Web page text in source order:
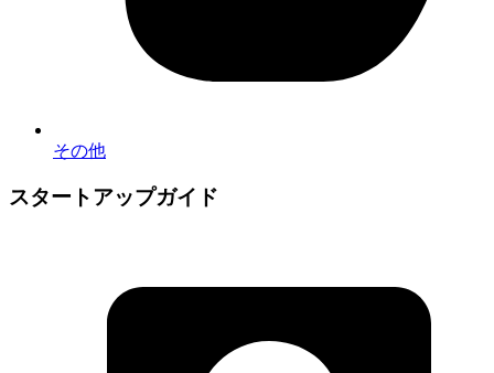
その他
スタートアップガイド